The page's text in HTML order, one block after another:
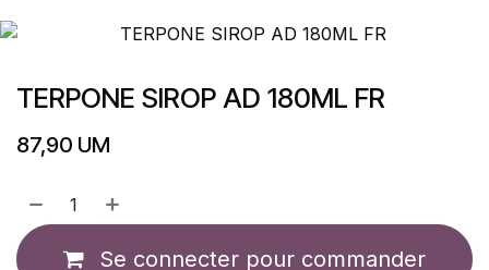
TERPONE SIROP AD 180ML FR
87,90 UM
Se connecter pour commander